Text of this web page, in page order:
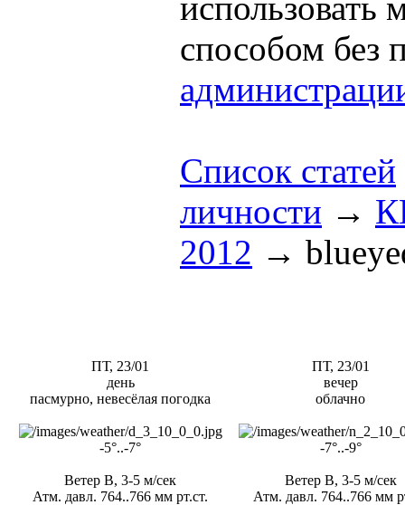
способом без
Список статей
личности →
2012 →
ПТ, 23/01
день
пасмурно, невесёлая погодка
-5°..-7°
Ветер В, 3-5 м/сек
Атм. давл. 764..766 мм рт.ст.
ПТ, 23/01
вечер
облачно
-7°..-9°
Ветер В, 3-5 м/сек
Атм. давл. 764..766 мм